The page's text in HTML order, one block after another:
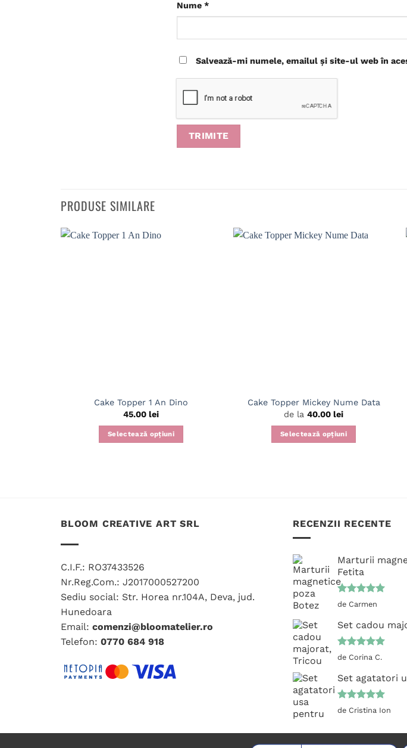
Nume *
Salvează-mi numele, emailul și site-ul web în
PRODUSE SIMILARE
Cake Topper 1 An Dino
45.00 lei
Selectează opțiuni
Cake Topper Mickey Nume Data
de la 40.00 lei
Selectează opțiuni
alese
în
pagina
BLOOM CREATIVE ART SRL
C.I.F.: RO37433526
Nr.Reg.Com.: J2017000527200
Sediu social: Str. Horea nr.104A, Deva, jud.
Hunedoara
Email: comenzi@bloomatelier.ro
Telefon: 0770 684 918
RECENZII RECENTE
Marturii
Fetita
Evaluat la
de Carmen
Set cadou
Evaluat la
de Corina C.
Set agatatori
Evaluat la
de Cristina Ion